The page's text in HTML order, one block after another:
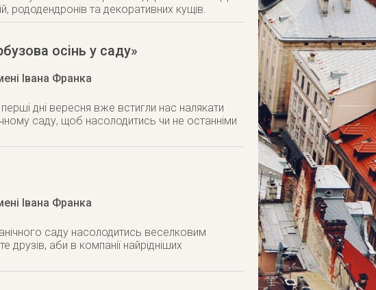
рододендронів та декоративних кущів.
осінь у саду»
Івана Франка
дні вересня вже встигли нас налякати
саду, щоб насолодитись чи не останніми
Івана Франка
саду насолодитись веселковим
друзів, аби в компанії найрідніших